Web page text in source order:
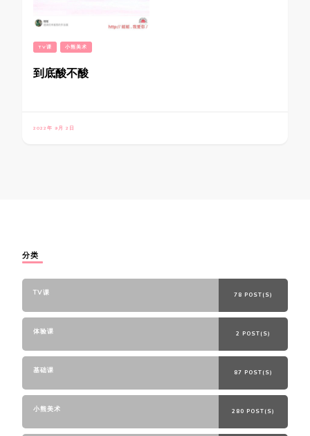
TV课 小熊美术
到底酸不酸
2022年 9月 2日
分类
TV课 78 POST(S)
体验课 2 POST(S)
基础课 87 POST(S)
小熊美术 280 POST(S)